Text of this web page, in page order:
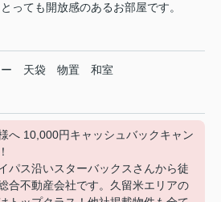
っても開放感のあるお部屋です。
天袋 物置 和室
へ 10,000円キャッシュバックキャン
パス沿いスターバックスさんから徒
合不動産会社です。久留米エリアの